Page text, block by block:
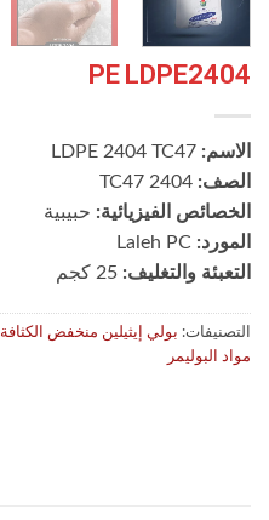
PE LDPE2404
الاسم:
الصف:
الخصائص الفيزيائية: حبيبية
المورد:
التعبئة والتغليف:
التصنيفات: بولي إيثيلين منخفض الكثافة LDPE
مواد البولیمر